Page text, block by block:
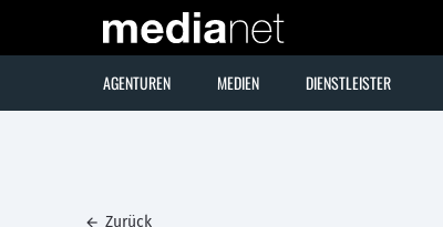
AGENTUREN MEDIEN DIENSTLEISTER
Zurück